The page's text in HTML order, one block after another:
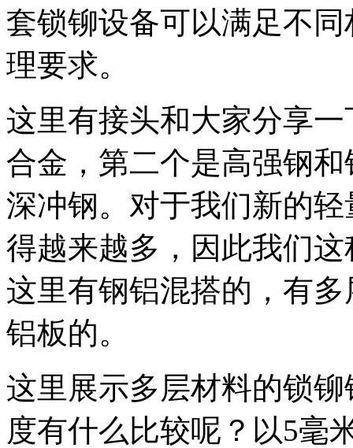
套锁铆设备可以满足不
理要求。
这里有接头和大家分享
合金，第二个是高强钢
深冲钢。对于我们新的
得越来越多，因此我们
这里有钢铝混搭的，有
铝板的。
这里展示多层材料的锁
度有什么比较呢？以5毫